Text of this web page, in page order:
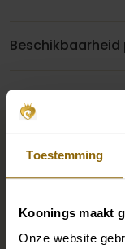
Toestemming
Koonings maakt
Onze website
Beschikbaarheid
Maak
compleet
De perfecte
maar ook